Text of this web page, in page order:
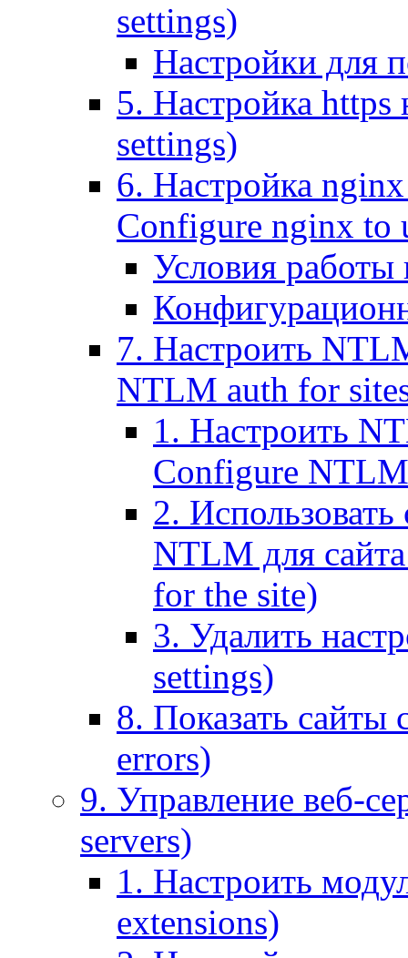
settings)
Настройки для
5. Настройка https
settings)
6. Настройка
Configure nginx to
Условия работы
7. Настроить
NTLM auth for
1. Настроить
Configure
2.
NTLM для
for the site)
3. Удалить
settings)
8. Показать
errors)
9. Управление веб-
servers)
1. Настроить
extensions)